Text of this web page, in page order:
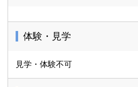
体験・見学
見学・体験不可